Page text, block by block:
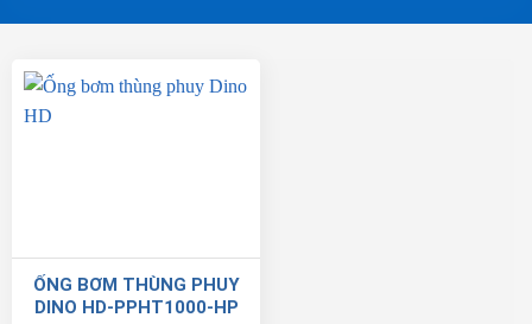
ỐNG BƠM THÙNG PHUY
DINO HD-PPHT1000-HP